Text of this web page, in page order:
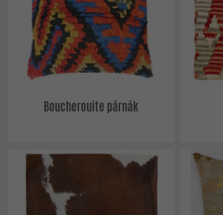
Boucherouite párnák